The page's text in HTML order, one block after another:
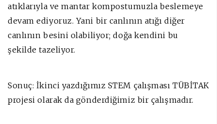
atıklarıyla ve mantar kompostumuzla beslemeye
devam ediyoruz. Yani bir canlının atığı diğer
canlının besini olabiliyor; doğa kendini bu
şekilde tazeliyor.
Sonuç: İkinci yazdığımız STEM çalışması TÜBİTAK
projesi olarak da gönderdiğimiz bir çalışmadır.